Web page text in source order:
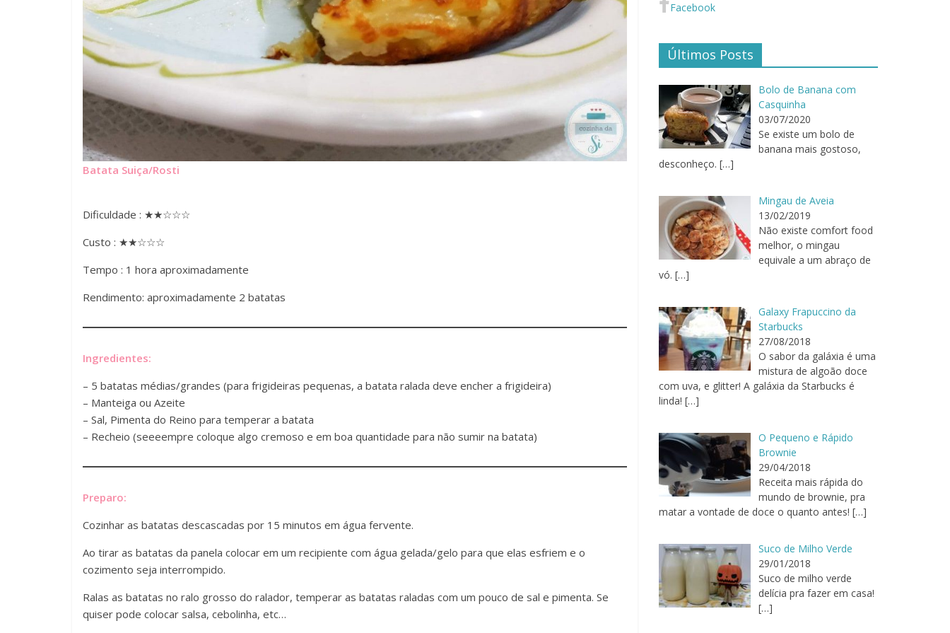
Batata Suiça/Rosti
Dificuldade : ★★☆☆☆
Custo : ★★☆☆☆
Tempo : 1 hora aproximadamente
Rendimento: aproximadamente 2 batatas
Ingredientes:
– 5 batatas médias/grandes (para frigideiras pequenas, a batata ralada deve encher a frigideira)
– Manteiga ou Azeite
– Sal, Pimenta do Reino para temperar a batata
– Recheio (seeeempre coloque algo cremoso e em boa quantidade para não sumir na batata)
Preparo:
Cozinhar as batatas descascadas por 15 minutos em água fervente.
Ao tirar as batatas da panela colocar em um recipiente com água gelada/gelo para que elas esfriem e o
cozimento seja interrompido.
Ralas as batatas no ralo grosso do ralador, temperar as batatas raladas com um pouco de sal e pimenta. Se
quiser pode colocar salsa, cebolinha, etc…
Facebook
Últimos Posts
Bolo de Banana com
Casquinha
03/07/2020
Se existe um bolo de
banana mais gostoso,
desconheço. […]
Mingau de Aveia
13/02/2019
Não existe comfort food
melhor, o mingau
equivale a um abraço de
vó. […]
Galaxy Frapuccino da
Starbucks
27/08/2018
O sabor da galáxia é uma
mistura de algoão doce
com uva, e glitter! A galáxia da Starbucks é
linda! […]
O Pequeno e Rápido
Brownie
29/04/2018
Receita mais rápida do
mundo de brownie, pra
matar a vontade de doce o quanto antes! […]
Suco de Milho Verde
29/01/2018
Suco de milho verde
delícia pra fazer em casa!
[…]